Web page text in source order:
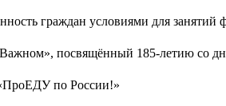
граждан условиями для занятий
Важном», посвящённый 185-летию со
по России!»